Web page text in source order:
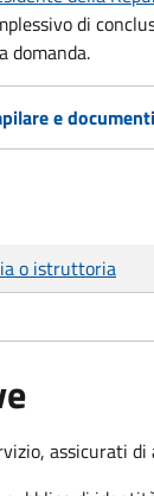
di
domanda.
e
o istruttoria
assicurati di